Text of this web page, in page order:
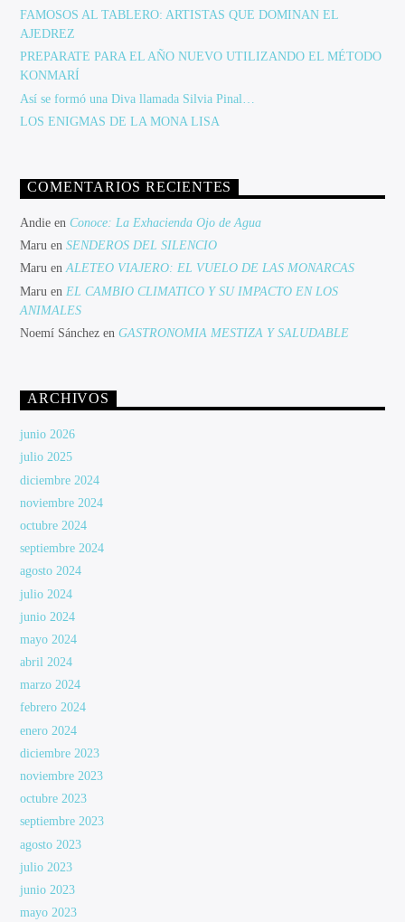
FAMOSOS AL TABLERO: ARTISTAS QUE DOMINAN EL
AJEDREZ
PREPARATE PARA EL AÑO NUEVO UTILIZANDO EL MÉTODO
KONMARÍ
Así se formó una Diva llamada Silvia Pinal…
LOS ENIGMAS DE LA MONA LISA
COMENTARIOS RECIENTES
Andie enConoce: La Exhacienda Ojo de Agua
Maru enSENDEROS DEL SILENCIO
Maru enALETEO VIAJERO: EL VUELO DE LAS MONARCAS
Maru en EL CAMBIO CLIMATICO Y SU IMPACTO EN LOS
ANIMALES
Noemí Sánchez enGASTRONOMIA MESTIZA Y SALUDABLE
ARCHIVOS
junio 2026
julio 2025
diciembre 2024
noviembre 2024
octubre 2024
septiembre 2024
agosto 2024
julio 2024
junio 2024
mayo 2024
abril 2024
marzo 2024
febrero 2024
enero 2024
diciembre 2023
noviembre 2023
octubre 2023
septiembre 2023
agosto 2023
julio 2023
junio 2023
mayo 2023